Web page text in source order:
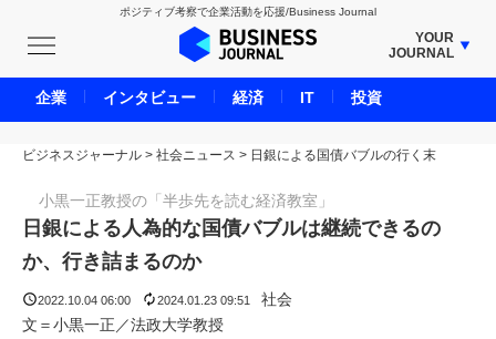
ポジティブ考察で企業活動を応援/Business Journal
YOUR
JOURNAL
BUSINESS JOURNAL
UNICORN JOURNAL
CARBON CREDITS JOURNAL
IVS JOURNAL
ENERGY MANAGEMENT JOURNAL
INBOUND JOURNAL
LIFE ENDING JOURNAL
AI JOURNAL
ビジネスジャーナル > 社会ニュース > 日銀による国債バブルの行く末
小黒一正教授の「半歩先を読む経済教室」
日銀による人為的な国債バブルは継続できるの
か、行き詰まるのか
2022.10.04 06:00 2024.01.23 09:51
社会
文＝小黒一正／法政大学教授
企業 インタビュー 経済 IT 投資